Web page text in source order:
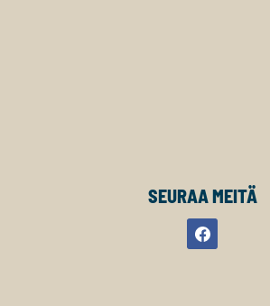
SEURAA MEITÄ